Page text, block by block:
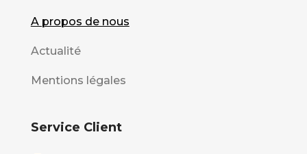
A propos de nous
Actualité
Mentions légales
Service Client